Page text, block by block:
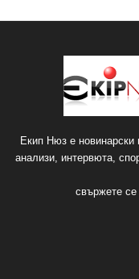
Екип Нюз е новинарски
анализи, интервюта,
свържете се